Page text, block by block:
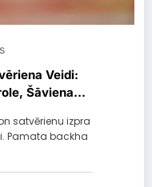
Veidi:
Šāviena
satvērienu izpra
Pamata backha